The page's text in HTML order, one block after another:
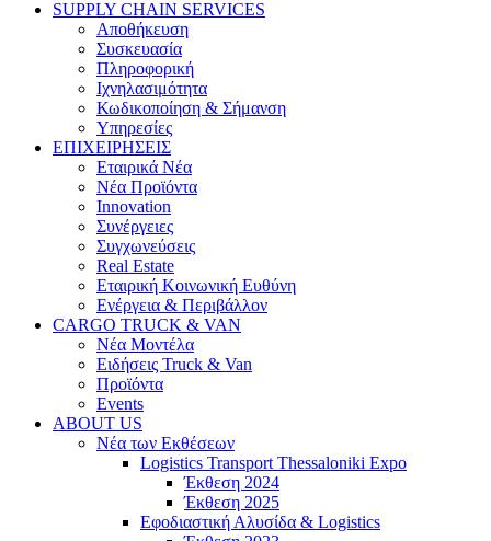
SUPPLY CHAIN SERVICES
Αποθήκευση
Συσκευασία
Πληροφορική
Ιχνηλασιμότητα
Κωδικοποίηση & Σήμανση
Υπηρεσίες
ΕΠΙΧΕΙΡΗΣΕΙΣ
Εταιρικά Νέα
Νέα Προϊόντα
Innovation
Συνέργειες
Συγχωνεύσεις
Real Estate
Εταιρική Κοινωνική Ευθύνη
Ενέργεια & Περιβάλλον
CARGO TRUCK & VAN
Νέα Μοντέλα
Ειδήσεις Truck & Van
Προϊόντα
Events
ABOUT US
Νέα των Εκθέσεων
Logistics Transport Thessaloniki Expo
Έκθεση 2024
Έκθεση 2025
Εφοδιαστική Αλυσίδα & Logistics